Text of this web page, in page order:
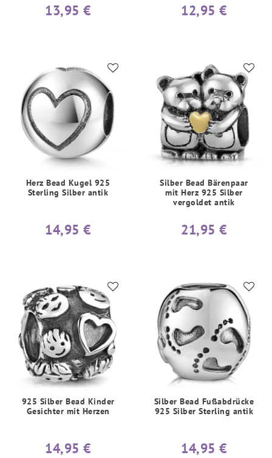
13,95 € 12,95 €
Herz Bead Kugel 925
Sterling Silber antik
14,95 €
Silber Bead Bärenpaar
mit Herz 925 Silber
vergoldet antik
21,95 €
925 Silber Bead Kinder
Gesichter mit Herzen
14,95 €
Silber Bead Fußabdrücke
925 Silber Sterling antik
14,95 €